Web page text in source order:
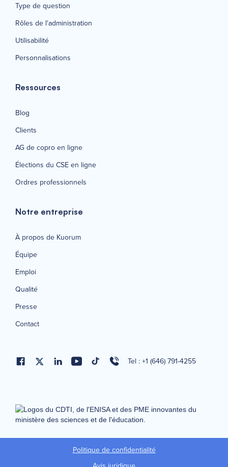
Type de question
Rôles de l'administration
Utilisabilité
Personnalisations
Ressources
Blog
Clients
AG de copro en ligne
Élections du CSE en ligne
Ordres professionnels
Notre entreprise
À propos de Kuorum
Équipe
Emploi
Qualité
Presse
Contact
Tel : +1 (646) 791-4255
Politique de confidentialité